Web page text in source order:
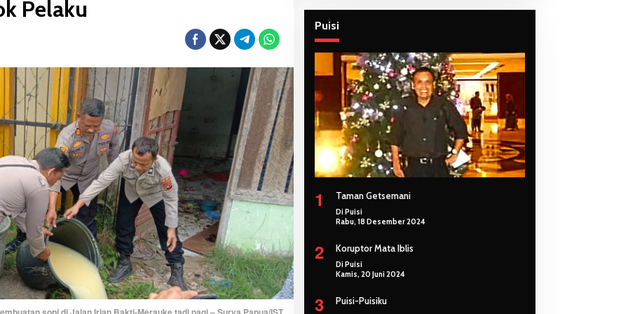
Pelaku
Puisi
1 Taman Getsemani
Di Puisi
Rabu, 18 Desember 2024
2 Koruptor Mata Iblis
Di Puisi
Kamis, 20 Juni 2024
3 Puisi-Puisiku